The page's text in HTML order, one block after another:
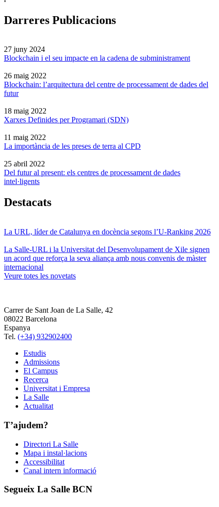
Darreres Publicacions
27 juny 2024
Blockchain i el seu impacte en la cadena de subministrament
26 maig 2022
Blockchain: l’arquitectura del centre de processament de dades del
futur
18 maig 2022
Xarxes Definides per Programari (SDN)
11 maig 2022
La importància de les preses de terra al CPD
25 abril 2022
Del futur al present: els centres de processament de dades
intel·ligents
Destacats
La URL, líder de Catalunya en docència segons l’U-Ranking 2026
La Salle-URL i la Universitat del Desenvolupament de Xile signen
un acord que reforça la seva aliança amb nous convenis de màster
internacional
Veure totes les novetats
Carrer de Sant Joan de La Salle, 42
08022 Barcelona
Espanya
Tel. (+34) 932902400
Estudis
Admissions
El Campus
Recerca
Universitat i Empresa
La Salle
Actualitat
T’ajudem?
Directori La Salle
Mapa i instal·lacions
Accessibilitat
Canal intern informació
Segueix La Salle BCN